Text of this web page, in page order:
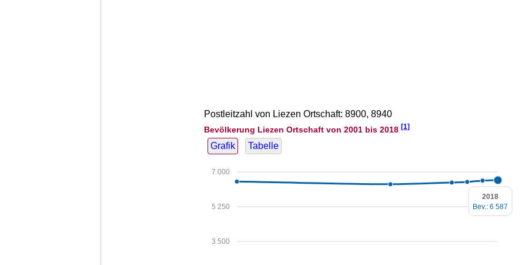
Postleitzahl von Liezen Ortschaft: 8900, 8940
Bevölkerung Liezen Ortschaft von 2001 bis 2018 [1]
Grafik Tabelle
3 500
5 250
7 000
2018
Bev.: 6 587